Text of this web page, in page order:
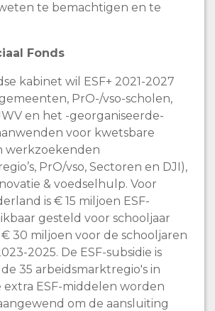
te bemachtigen en te
Fonds
kabinet wil ESF+ 2021-2027
PrO-/vso-scholen,
en het -georganiseerde-
voor kwetsbare
werkzoekenden
PrO/vso, Sectoren en DJI),
& voedselhulp. Voor
is € 15 miljoen ESF-
gesteld voor schooljaar
30 miljoen voor de schooljaren
2025. De ESF-subsidie is
35 arbeidsmarktregio's in
extra ESF-middelen worden
om de aansluiting